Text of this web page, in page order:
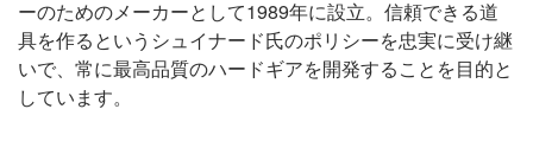
ーのためのメーカーとして1989年に設立。信頼できる道
具を作るというシュイナード氏のポリシーを忠実に受け継
いで、常に最高品質のハードギアを開発することを目的と
しています。